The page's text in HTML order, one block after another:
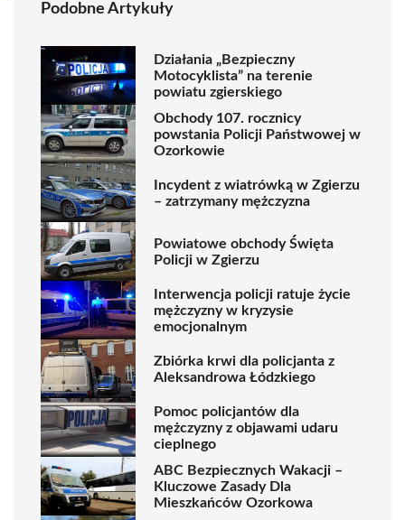
Podobne Artykuły
Działania „Bezpieczny
Motocyklista” na terenie
powiatu zgierskiego
Obchody 107. rocznicy
powstania Policji Państwowej w
Ozorkowie
Incydent z wiatrówką w Zgierzu
– zatrzymany mężczyzna
Powiatowe obchody Święta
Policji w Zgierzu
Interwencja policji ratuje życie
mężczyzny w kryzysie
emocjonalnym
Zbiórka krwi dla policjanta z
Aleksandrowa Łódzkiego
Pomoc policjantów dla
mężczyzny z objawami udaru
cieplnego
ABC Bezpiecznych Wakacji –
Kluczowe Zasady Dla
Mieszkańców Ozorkowa